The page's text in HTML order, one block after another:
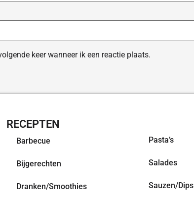
keer wanneer ik een reactie plaats.
RECEPTEN
Barbecue
Bijgerechten
Dranken/Smoothies
Pasta’s
Salades
Sauzen/Dips